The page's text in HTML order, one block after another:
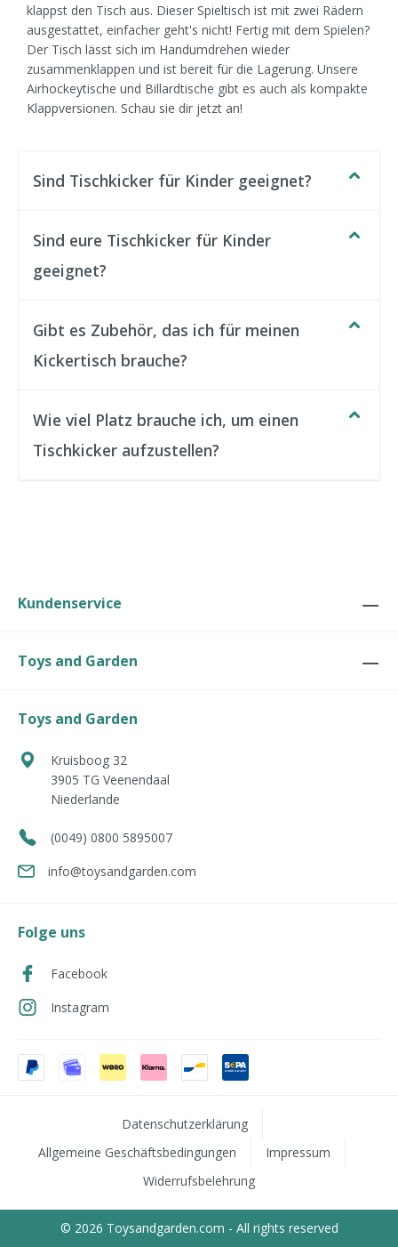
klappst den Tisch aus. Dieser Spieltisch ist mit zwei Rädern
ausgestattet, einfacher geht's nicht! Fertig mit dem Spielen?
Der Tisch lässt sich im Handumdrehen wieder
zusammenklappen und ist bereit für die Lagerung. Unsere
Airhockeytische und Billardtische gibt es auch als kompakte
Klappversionen. Schau sie dir jetzt an!
Sind Tischkicker für Kinder geeignet?
Sind eure Tischkicker für Kinder
geeignet?
Gibt es Zubehör, das ich für meinen
Kickertisch brauche?
Wie viel Platz brauche ich, um einen
Tischkicker aufzustellen?
Toys and Garden
Kruisboog 32
3905 TG Veenendaal
Niederlande
(0049) 0800 5895007
info@toysandgarden.com
Kundenservice
Toys and Garden
Folge uns
Facebook
Instagram
Datenschutzerklärung
Allgemeine Geschäftsbedingungen
Impressum
Widerrufsbelehrung
© 2026 Toysandgarden.com - All rights reserved